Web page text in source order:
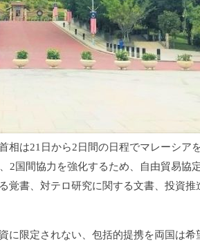
相は21日から2日間の日程でマレーシア
2国間協力を強化するため、自由貿易協定
覚書、 対テロ研究に関する文書、投資推
に限定されない、 包括的提携を両国は希